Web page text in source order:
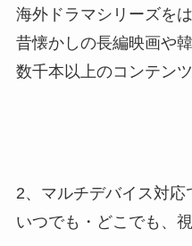
海外ドラマシリーズを
昔懐かしの長編映画や
数千本以上のコンテン
2、マルチデバイス対応
いつでも・どこでも、